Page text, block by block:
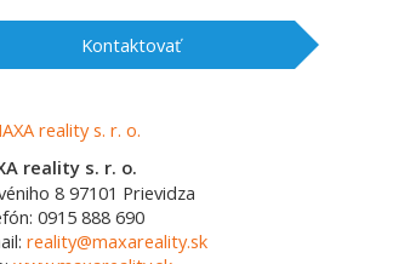
Kontaktovať
reality s. r. o.
8 97101 Prievidza
0915 888 690
reality@maxareality.sk